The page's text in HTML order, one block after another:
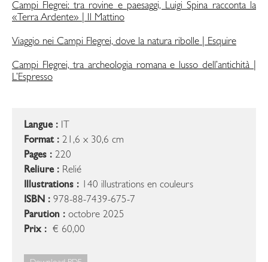
Campi Flegrei: tra rovine e paesaggi, Luigi Spina racconta la
«Terra Ardente» | Il Mattino
Viaggio nei Campi Flegrei, dove la natura ribolle | Esquire
Campi Flegrei, tra archeologia romana e lusso dell’antichità |
L’Espresso
Langue : IT
Format : 21,6 x 30,6 cm
Pages : 220
Reliure : Relié
Illustrations : 140 illustrations en couleurs
ISBN : 978-88-7439-675-7
Parution : octobre 2025
Prix : € 60,00